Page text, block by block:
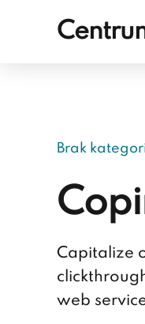
Brak
Capitalize
web